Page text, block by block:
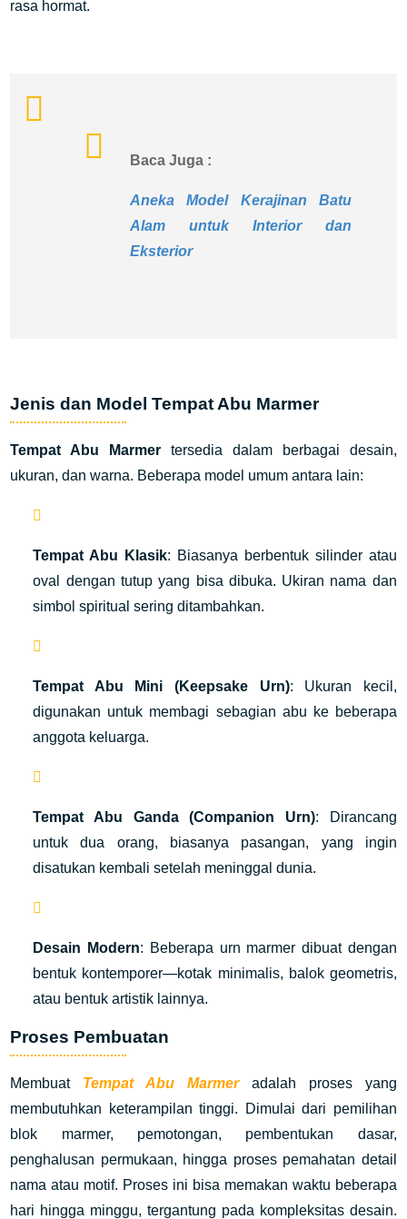
rasa hormat.
Baca Juga :
Aneka Model Kerajinan Batu
Alam untuk Interior dan
Eksterior
Jenis dan Model Tempat Abu Marmer
Tempat Abu Marmer tersedia dalam berbagai desain,
ukuran, dan warna. Beberapa model umum antara lain:
Tempat Abu Klasik: Biasanya berbentuk silinder atau
oval dengan tutup yang bisa dibuka. Ukiran nama dan
simbol spiritual sering ditambahkan.
Tempat Abu Mini (Keepsake Urn): Ukuran kecil,
digunakan untuk membagi sebagian abu ke beberapa
anggota keluarga.
Tempat Abu Ganda (Companion Urn): Dirancang
untuk dua orang, biasanya pasangan, yang ingin
disatukan kembali setelah meninggal dunia.
Desain Modern: Beberapa urn marmer dibuat dengan
bentuk kontemporer—kotak minimalis, balok geometris,
atau bentuk artistik lainnya.
Proses Pembuatan
Membuat Tempat Abu Marmeradalah proses yang
membutuhkan keterampilan tinggi. Dimulai dari pemilihan
blok marmer, pemotongan, pembentukan dasar,
penghalusan permukaan, hingga proses pemahatan detail
nama atau motif. Proses ini bisa memakan waktu beberapa
hari hingga minggu, tergantung pada kompleksitas desain.